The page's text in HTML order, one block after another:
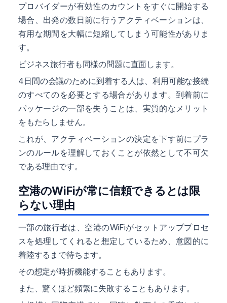
プロバイダーが有効性のカウントをすぐに開始する
場合、出発の数日前に行うアクティベーションは、
有用な期間を大幅に短縮してしまう可能性がありま
す。
ビジネス旅行者も同様の問題に直面します。
4日間の会議のために到着する人は、利用可能な接続
のすべてのを必要とする場合があります。到着前に
パッケージの一部を失うことは、実質的なメリット
をもたらしません。
これが、アクティベーションの決定を下す前にプラ
ンのルールを理解しておくことが依然として不可欠
である理由です。
空港のWiFiが常に信頼できるとは限
らない理由
一部の旅行者は、空港のWiFiがセットアッププロセ
スを処理してくれると想定しているため、意図的に
着陸するまで待ちます。
その想定が時折機能することもあります。
また、驚くほど頻繁に失敗することもあります。